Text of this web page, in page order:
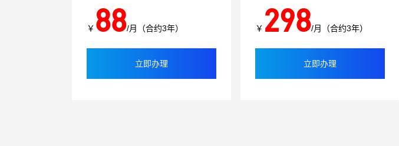
￥ 88/月（合约3年）
立即办理
￥ 298/月（合约3年）
立即办理